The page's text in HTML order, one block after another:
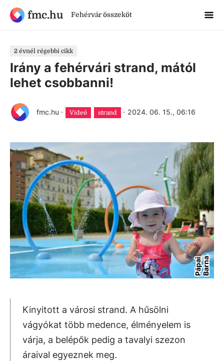
fmc.hu Fehérvár összeköt
2 évnél régebbi cikk
Irány a fehérvári strand, mától
lehet csobbanni!
fmc.hu · Videó strand · 2024. 06. 15., 06:16
P
á
p
a
i
B
a
r
na
Kinyitott a városi strand. A hűsölni
vágyókat több medence, élményelem is
várja, a belépők pedig a tavalyi szezon
áraival egyeznek meg.